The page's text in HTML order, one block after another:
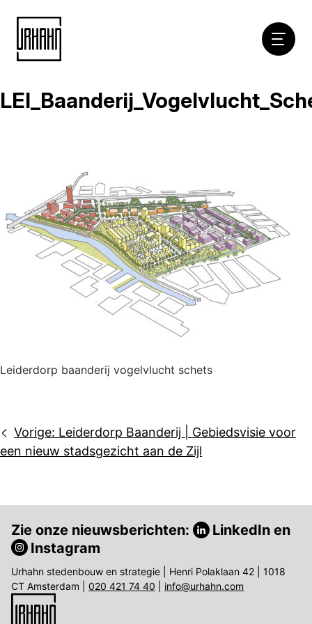
Naar
inhoud
Leiderdorp baanderij vogelvlucht schets
Bericht
navigatie
Vorige: Leiderdorp Baanderij | Gebiedsvisie voor
een nieuw stadsgezicht aan de Zijl
Zie onze nieuwsberichten: LinkedIn en
Instagram
Urhahn stedenbouw en strategie | Henri Polaklaan 42 | 1018
CT Amsterdam | 020 421 74 40 info@urhahn.com